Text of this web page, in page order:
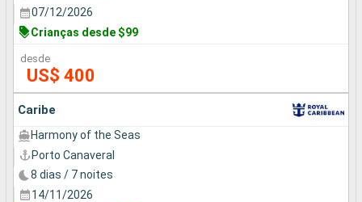
07/12/2026
Crianças desde $99
desde
US$ 400
Caribe
Harmony of the Seas
Porto Canaveral
8 dias / 7 noites
14/11/2026